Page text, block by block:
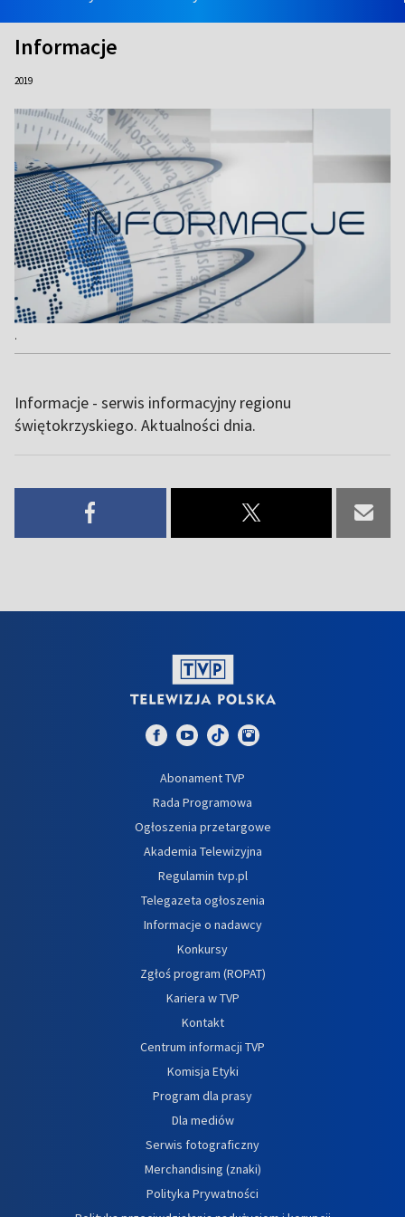
Informacje
2019
.
Informacje - serwis informacyjny regionu
świętokrzyskiego. Aktualności dnia.
Abonament TVP
Rada Programowa
Ogłoszenia przetargowe
Akademia Telewizyjna
Regulamin tvp.pl
Telegazeta ogłoszenia
Informacje o nadawcy
Konkursy
Zgłoś program (ROPAT)
Kariera w TVP
Kontakt
Centrum informacji TVP
Komisja Etyki
Program dla prasy
Dla mediów
Serwis fotograficzny
Merchandising (znaki)
Polityka Prywatności